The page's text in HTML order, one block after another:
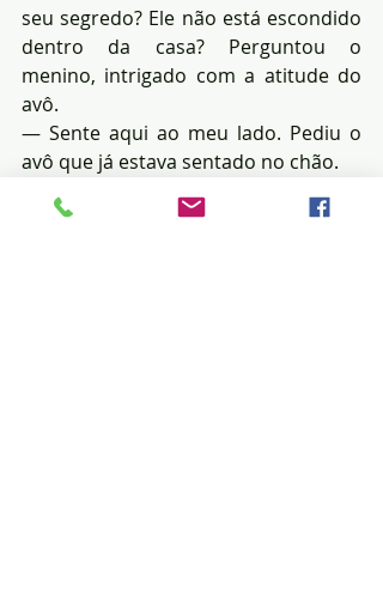
seu segredo? Ele não está escondido
dentro da casa? Perguntou o
menino, intrigado com a atitude do
avô.
— Sente aqui ao meu lado. Pediu o
avô que já estava sentado no chão.
— Chegou a hora tão aguardada. Vou
lhe contar o meu grande segredo.